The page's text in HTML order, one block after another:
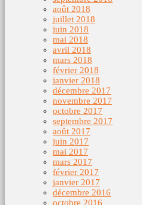
août 2018
juillet 2018
juin 2018
mai 2018
avril 2018
mars 2018
février 2018
janvier 2018
décembre 2017
novembre 2017
octobre 2017
septembre 2017
août 2017
juin 2017
mai 2017
mars 2017
février 2017
janvier 2017
décembre 2016
octobre 2016